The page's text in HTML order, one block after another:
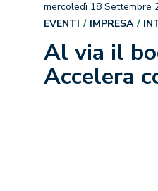
Al via il
Accelera
mercoledì 18 Settembre
EVENTI
IMPRESA